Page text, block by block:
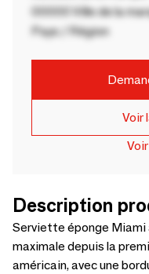
00000 Ville de la
Pays / Région
Voir
Description
Serviette éponge
maximale depuis la
américain, avec une